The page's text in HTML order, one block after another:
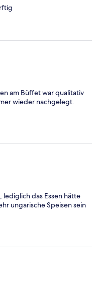
am Büffet war qualitativ
wieder nachgelegt.
das Essen hätte
ungarische Speisen sein